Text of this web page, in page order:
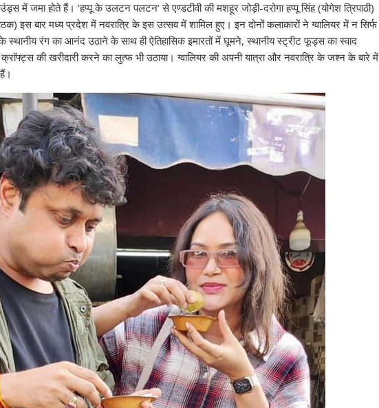
में जमा होते हैं। ‘हप्पू के उलटन पलटन‘ से एण्डटीवी की मशहूर जोड़ी-दरोगा हप्पू सिंह (योगेश त्रिपाठी)
इस बार मध्य प्रदेश में नवरात्रि के इस उत्सव में शामिल हुए। इन दोनों कलाकारों ने ग्वालियर में न सिर्फ
स्थानीय रंग का आनंद उठाने के साथ ही ऐतिहासिक इमारतों में घूमने, स्थानीय स्ट्रीट फूड्स का स्वाद
की खरीदारी करने का लुत्फ भी उठाया। ग्वालियर की अपनी यात्रा और नवरात्रि के जश्न के बारे में